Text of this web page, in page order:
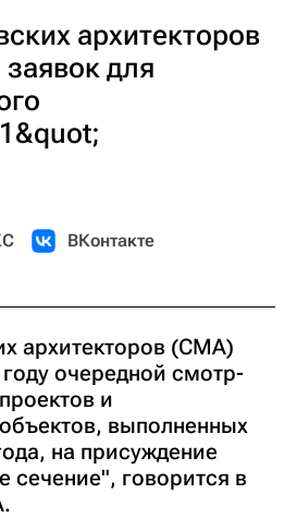
архитекторов
для
ВКонтакте
архитекторов (СМА)
очередной смотр-
и
выполненных
на присуждение
сечение", говорится в